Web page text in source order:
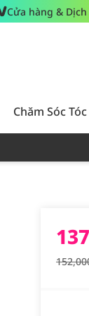
Cửa hàng & Dịch
Chăm Sóc Tóc